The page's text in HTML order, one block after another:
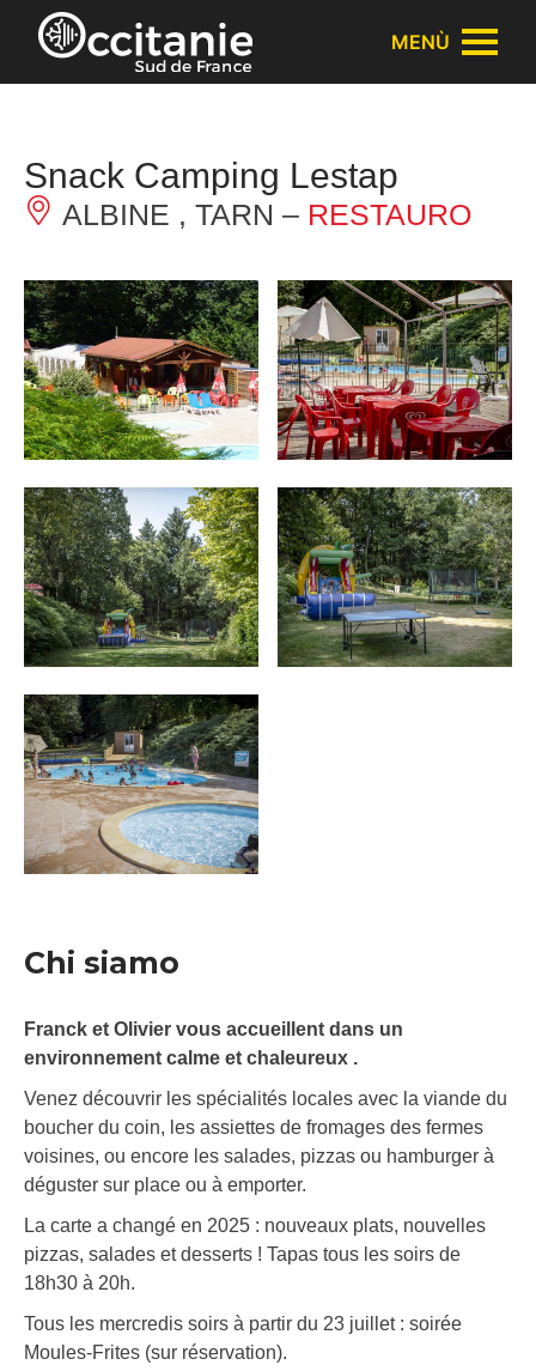
Pannello di gestione dei cookies
MENÙ
Snack Camping Lestap
ALBINE , TARN – RESTAURO
Chi siamo
Franck et Olivier vous accueillent dans un
environnement calme et chaleureux .
Venez découvrir les spécialités locales avec la viande du
boucher du coin, les assiettes de fromages des fermes
voisines, ou encore les salades, pizzas ou hamburger à
déguster sur place ou à emporter.
La carte a changé en 2025 : nouveaux plats, nouvelles
pizzas, salades et desserts ! Tapas tous les soirs de
18h30 à 20h.
Tous les mercredis soirs à partir du 23 juillet : soirée
Moules-Frites (sur réservation).